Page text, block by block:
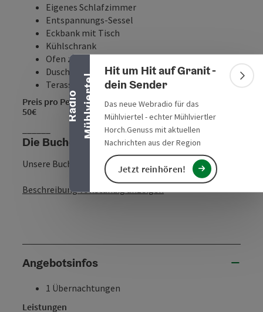
R
a
d
i
o
M
ü
h
l
v
i
e
r
t
e l
Banner einklappen
Hit um Hit auf Granit -
dein Sender
Das neue Webradio für das
Mühlviertel - echter Mühlviertler
Horch.Genuss mit aktuellen
Nachrichten aus der Region
Jetzt reinhören!
Eigenes Schlafzimmer
Entspannungs-Sessel
Eckbank mit Tisch
Kühlschrank
Ofen zum selber heizen
Dusche, WC
Terasse mit Liegeschaukel
Preis pro Person/ Nacht
50€
Die Buchen Hütte
Unsere Buchen Hütte ...
Beschreibung vollständig anzeigen
Angebotsinfos
1 Übernachtungen
Leistungen